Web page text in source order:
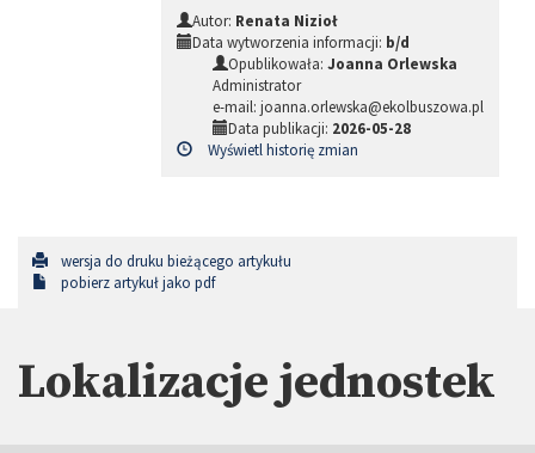
Autor: Renata Nizioł
Data wytworzenia informacji: b/d
Opublikowała: Joanna Orlewska
Administrator
e-mail: joanna.orlewska@ekolbuszowa.pl
Data publikacji: 2026-05-28
Wyświetl historię zmian
wersja do druku bieżącego artykułu
pobierz artykuł jako pdf
Lokalizacje jednostek